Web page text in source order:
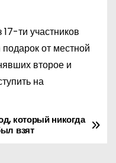
ти участников
от местной
второе и
на
который никогда
взят